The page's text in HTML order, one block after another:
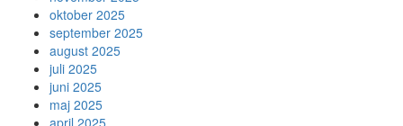
oktober 2025
september 2025
august 2025
juli 2025
juni 2025
maj 2025
april 2025